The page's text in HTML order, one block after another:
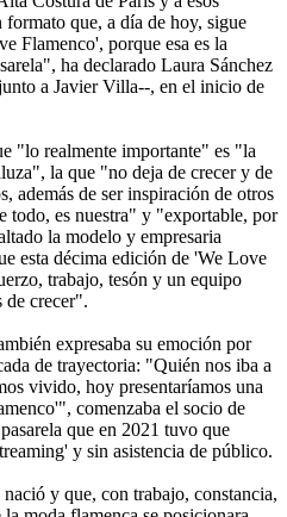
que, a día de hoy, sigue
Flamenco', porque esa es la
ha declarado Laura Sánchez
a Javier Villa--, en el inicio de
"lo realmente importante" es "la
la que "no deja de crecer y de
además de ser inspiración de otros
todo, es nuestra" y "exportable, por
la modelo y empresaria
esta décima edición de 'We Love
trabajo, tesón y un equipo
de crecer".
expresaba su emoción por
de trayectoria: "Quién nos iba a
vivido, hoy presentaríamos una
comenzaba el socio de
que en 2021 tuvo que
y sin asistencia de público.
y que, con trabajo, constancia,